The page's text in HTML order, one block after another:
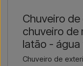
Contactar
ou link para o artigo)
receberá uma oferta.
Contactar
Chuveiro
chuveiro de
latão -
Chuveiro de